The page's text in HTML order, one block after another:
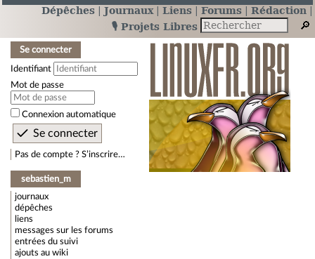
Dépêches Journaux Liens Forums
Rédaction
🎙️ Projets Libres
Se connecter
Identifiant
Mot de passe
Connexion automatique
Pas de compte ? S’inscrire…
sebastien_m
journaux
dépêches
liens
messages sur les forums
entrées du suivi
ajouts au wiki